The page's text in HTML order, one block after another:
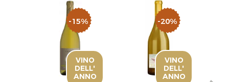
-15%
VINO
DELL'
ANNO
-20%
VINO
DELL'
ANNO